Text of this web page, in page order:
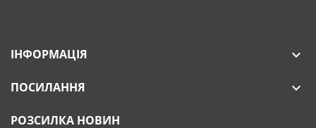
ІНФОРМАЦІЯ 
ПОСИЛАННЯ 
РОЗСИЛКА НОВИН